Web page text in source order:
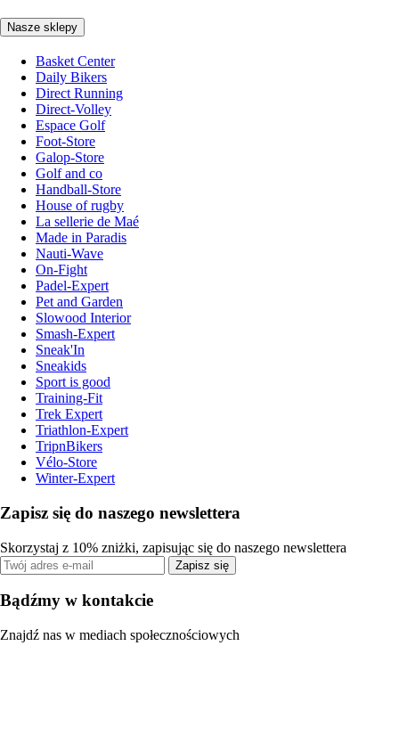
Nasze sklepy
Basket Center
Daily Bikers
Direct Running
Direct-Volley
Espace Golf
Foot-Store
Galop-Store
Golf and co
Handball-Store
House of rugby
La sellerie de Maé
Made in Paradis
Nauti-Wave
On-Fight
Padel-Expert
Pet and Garden
Slowood Interior
Smash-Expert
Sneak'In
Sneakids
Sport is good
Training-Fit
Trek Expert
Triathlon-Expert
TripnBikers
Vélo-Store
Winter-Expert
Zapisz się do naszego newslettera
Skorzystaj z 10% zniżki, zapisując się do naszego newslettera
Zapisz się
Bądźmy w kontakcie
Znajdź nas w mediach społecznościowych